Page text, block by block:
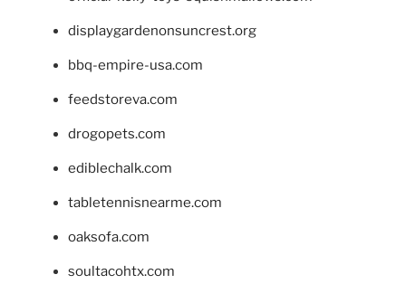
displaygardenonsuncrest.org
bbq-empire-usa.com
feedstoreva.com
drogopets.com
ediblechalk.com
tabletennisnearme.com
oaksofa.com
soultacohtx.com